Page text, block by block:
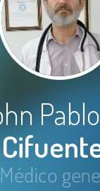
Pablo
Médico